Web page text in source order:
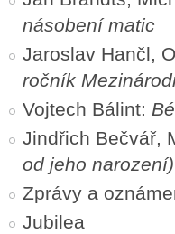
násobení matic
Jaroslav Hančl,
ročník
Vojtech Bálint:
Jindřich Bečvář,
od jeho narození)
Zprávy a
Jubilea